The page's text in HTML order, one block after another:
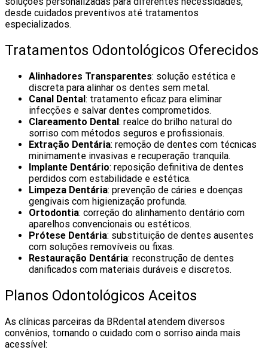
desde cuidados preventivos até tratamentos
especializados.
Tratamentos Odontológicos Oferecidos
Alinhadores Transparentes: solução estética e
discreta para alinhar os dentes sem metal.
Canal Dental : tratamento eficaz para eliminar
infecções e salvar dentes comprometidos.
Clareamento Dental : realce do brilho natural do
sorriso com métodos seguros e profissionais.
Extração Dentária: remoção de dentes com técnicas
minimamente invasivas e recuperação tranquila.
Implante Dentário: reposição definitiva de dentes
perdidos com estabilidade e estética.
Limpeza Dentária: prevenção de cáries e doenças
gengivais com higienização profunda.
Ortodontia: correção do alinhamento dentário com
aparelhos convencionais ou estéticos.
Prótese Dentária: substituição de dentes ausentes
com soluções removíveis ou fixas.
Restauração Dentária: reconstrução de dentes
danificados com materiais duráveis e discretos.
Planos Odontológicos Aceitos
As clínicas parceiras da BRdental atendem diversos
convênios, tornando o cuidado com o sorriso ainda mais
acessível: